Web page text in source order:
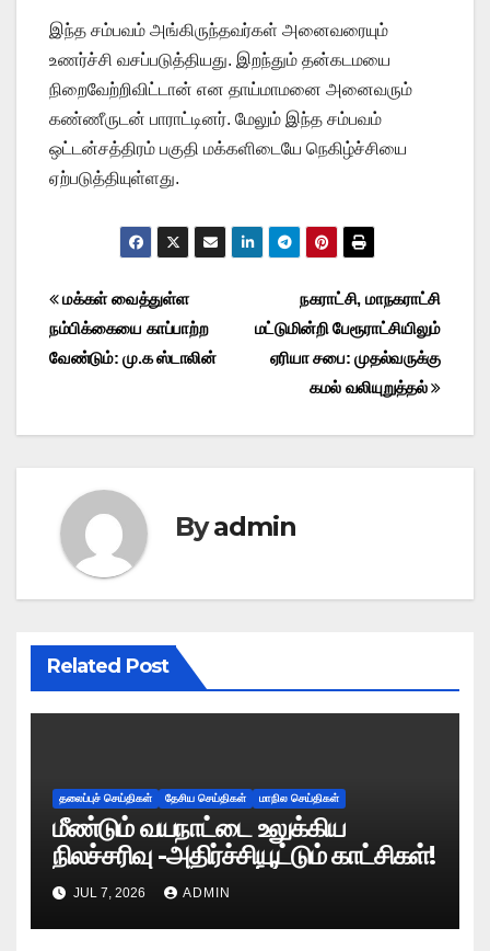
இந்த சம்பவம் அங்கிருந்தவர்கள் அனைவரையும்
உணர்ச்சி வசப்படுத்தியது. இறந்தும் தன்கடமயை
நிறைவேற்றிவிட்டான் என தாய்மாமனை அனைவரும்
கண்ணீருடன் பாராட்டினர். மேலும் இந்த சம்பவம்
ஒட்டன்சத்திரம் பகுதி மக்களிடையே நெகிழ்ச்சியை
ஏற்படுத்தியுள்ளது.
Post
navigation
நகராட்சி, மாநகராட்சி
மட்டுமின்றி பேரூராட்சியிலும்
ஏரியா சபை: முதல்வருக்கு
கமல் வலியுறுத்தல்
மக்கள் வைத்துள்ள
நம்பிக்கையை காப்பாற்ற
வேண்டும்: மு.க ஸ்டாலின்
Byadmin
Related Post
தலைப்புச் செய்திகள் தேசிய செய்திகள் மாநில செய்திகள்
மீண்டும் வயநாட்டை உலுக்கிய
நிலச்சரிவு -அதிர்ச்சியூட்டும் காட்சிகள்!
JUL 7, 2026 ADMIN